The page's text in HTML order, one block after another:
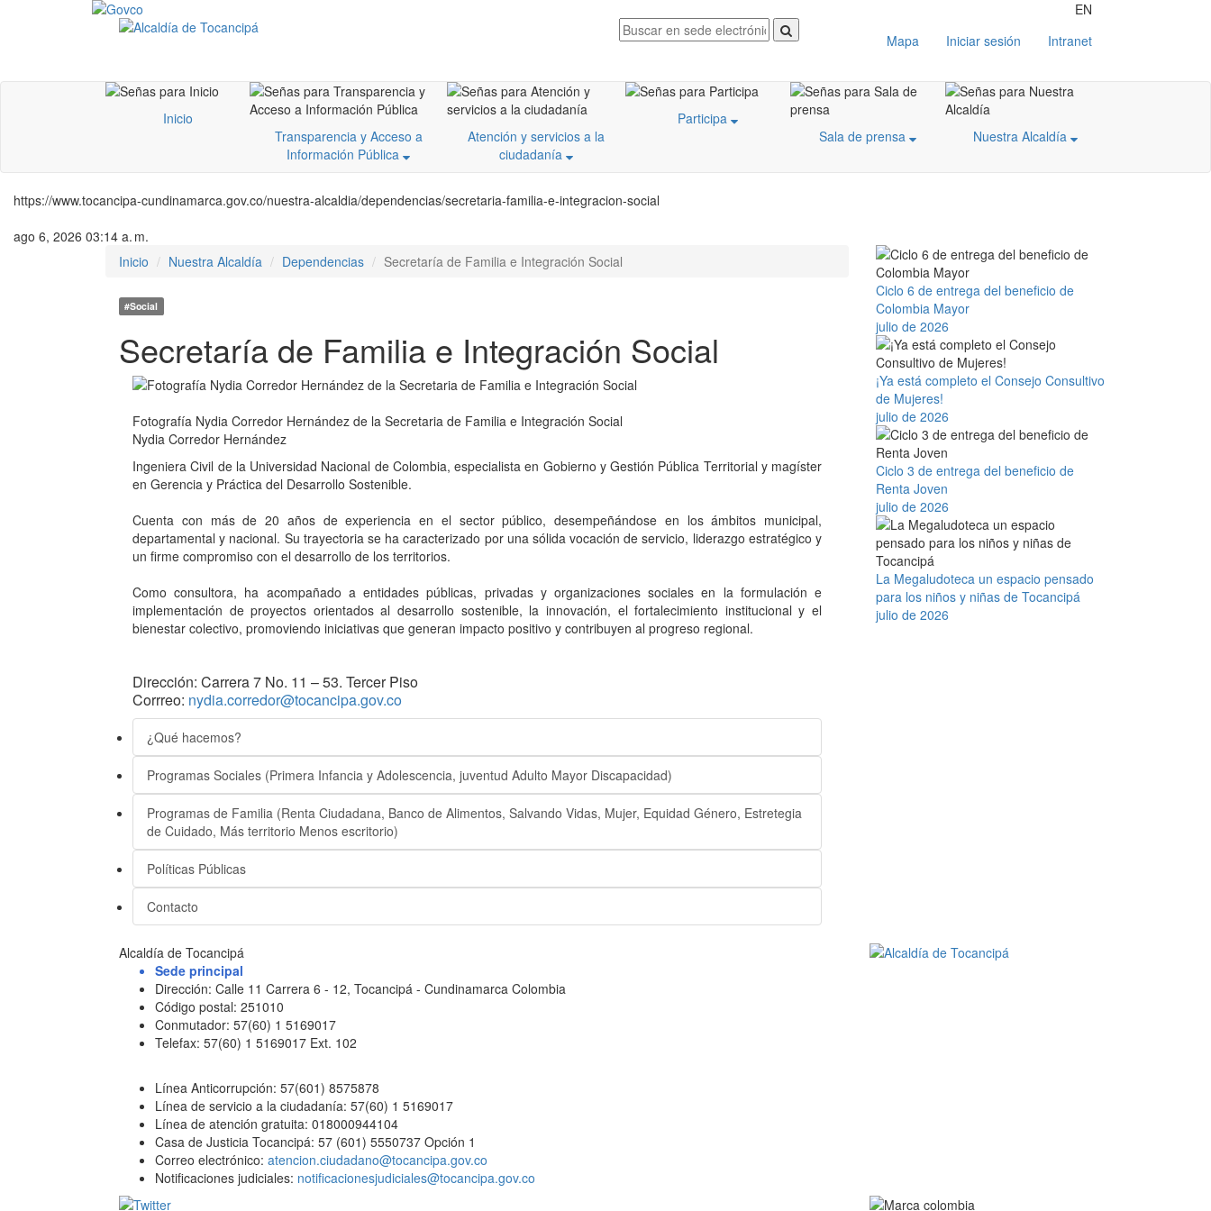
EN
Mapa
Iniciar sesión Intranet
Inicio
Transparencia y Acceso a
Información Pública
Atención y servicios a la
ciudadanía
Participa
Sala de prensa
Nuestra Alcaldía
https://www.tocancipa-cundinamarca.gov.co/nuestra-alcaldia/dependencias/secretaria-familia-e-integracion-social
ago 6, 2026 03:14 a. m.
Inicio
Nuestra Alcaldía Dependencias Secretaría de Familia e Integración Social
#Social
Secretaría de Familia e Integración Social
Fotografía Nydia Corredor Hernández de la Secretaria de Familia e Integración Social
Nydia Corredor Hernández
Ingeniera Civil de la Universidad Nacional de Colombia, especialista en Gobierno y Gestión Pública Territorial y magíster
en Gerencia y Práctica del Desarrollo Sostenible.
Cuenta con más de 20 años de experiencia en el sector público, desempeñándose en los ámbitos municipal,
departamental y nacional. Su trayectoria se ha caracterizado por una sólida vocación de servicio, liderazgo estratégico y
un firme compromiso con el desarrollo de los territorios.
Como consultora, ha acompañado a entidades públicas, privadas y organizaciones sociales en la formulación e
implementación de proyectos orientados al desarrollo sostenible, la innovación, el fortalecimiento institucional y el
bienestar colectivo, promoviendo iniciativas que generan impacto positivo y contribuyen al progreso regional.
Dirección: Carrera 7 No. 11 – 53. Tercer Piso
Corrreo: nydia.corredor@tocancipa.gov.co
¿Qué hacemos?
Programas Sociales (Primera Infancia y Adolescencia, juventud Adulto Mayor Discapacidad)
Programas de Familia (Renta Ciudadana, Banco de Alimentos, Salvando Vidas, Mujer, Equidad Género, Estretegia
de Cuidado, Más territorio Menos escritorio)
Políticas Públicas
Contacto
Ciclo 6 de entrega del beneficio de
Colombia Mayor
julio de 2026
¡Ya está completo el Consejo Consultivo
de Mujeres!
julio de 2026
Ciclo 3 de entrega del beneficio de
Renta Joven
julio de 2026
La Megaludoteca un espacio pensado
para los niños y niñas de Tocancipá
julio de 2026
Alcaldía de Tocancipá
Sede principal
Dirección: Calle 11 Carrera 6 - 12, Tocancipá - Cundinamarca Colombia
Código postal: 251010
Conmutador: 57(60) 1 5169017
Telefax: 57(60) 1 5169017 Ext. 102
Línea Anticorrupción: 57(601) 8575878
Línea de servicio a la ciudadanía: 57(60) 1 5169017
Línea de atención gratuita: 018000944104
Casa de Justicia Tocancipá: 57 (601) 5550737 Opción 1
Correo electrónico: atencion.ciudadano@tocancipa.gov.co
Notificaciones judiciales: notificacionesjudiciales@tocancipa.gov.co